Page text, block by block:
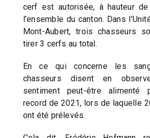
cerf est autorisée, à hauteur
l’ensemble du canton. Dans
Mont-Aubert, trois chasseurs
tirer 3 cerfs au total.
En ce qui concerne les
chasseurs disent en
sentiment peut-être alimenté
record de 2021, lors de laquelle
ont été prélevés.